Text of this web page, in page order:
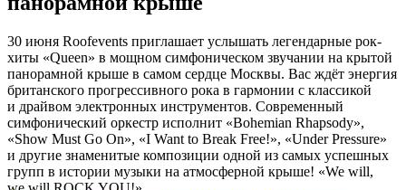
30 июня Roofevents приглашает услышать легендарные рок-
хиты «Queen» в мощном симфоническом звучании на крытой
панорамной крыше в самом сердце Москвы. Вас ждёт энергия
британского прогрессивного рока в гармонии с классикой
и драйвом электронных инструментов. Современный
симфонический оркестр исполнит «Bohemian Rhapsody»,
«Show Must Go On», «I Want to Break Free!», «Under Pressure»
и другие знаменитые композиции одной из самых успешных
групп в истории музыки на атмосферной крыше! «We will,